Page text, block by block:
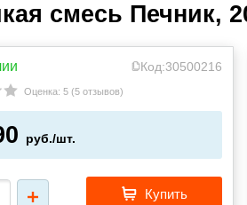
смесь Печник,
Код:30500216
Оценка: 5(5 отзывов)
руб./шт.
Купить